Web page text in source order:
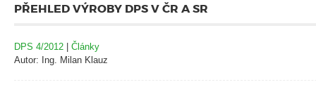
PŘEHLED VÝROBY DPS V ČR A SR
DPS 4/2012 | Články
Autor: Ing. Milan Klauz